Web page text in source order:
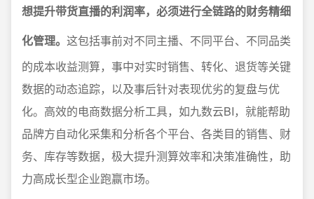
想提升带货直播的利润率，必须进行全链路的财务精细
化管理。 这包括事前对不同主播、不同平台、不同品类
的成本收益测算，事中对实时销售、转化、退货等关键
数据的动态追踪，以及事后针对表现优劣的复盘与优
化。高效的电商数据分析工具，如九数云BI，就能帮助
品牌方自动化采集和分析各个平台、各类目的销售、财
务、库存等数据，极大提升测算效率和决策准确性，助
力高成长型企业跑赢市场。